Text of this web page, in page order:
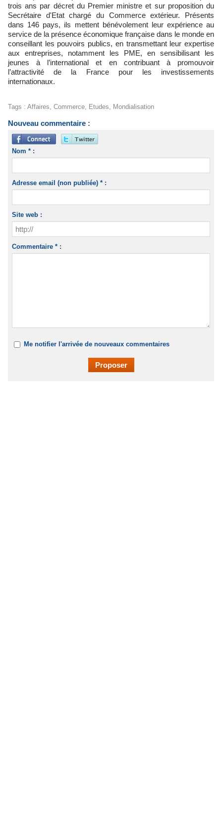
trois ans par décret du Premier ministre et sur proposition du
Secrétaire d'Etat chargé du Commerce extérieur. Présents
dans 146 pays, ils mettent bénévolement leur expérience au
service de la présence économique française dans le monde en
conseillant les pouvoirs publics, en transmettant leur expertise
aux entreprises, notamment les PME, en sensibilisant les
jeunes à l’international et en contribuant à promouvoir
l’attractivité de la France pour les investissements
internationaux.
Tags : Affaires, Commerce, Etudes, Mondialisation
Nouveau commentaire :
Nom * :
Adresse email (non publiée) * :
Site web :
Commentaire * :
Me notifier l'arrivée de nouveaux commentaires